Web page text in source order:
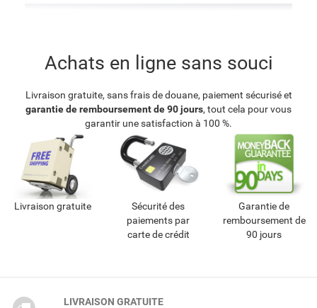
Achats en ligne sans souci
Livraison gratuite, sans frais de douane, paiement sécurisé et
garantie de remboursement de 90 jours, tout cela pour vous
garantir une satisfaction à 100 %.
Livraison gratuite
Sécurité des
paiements par
carte de crédit
Garantie de
remboursement de
90 jours
LIVRAISON GRATUITE